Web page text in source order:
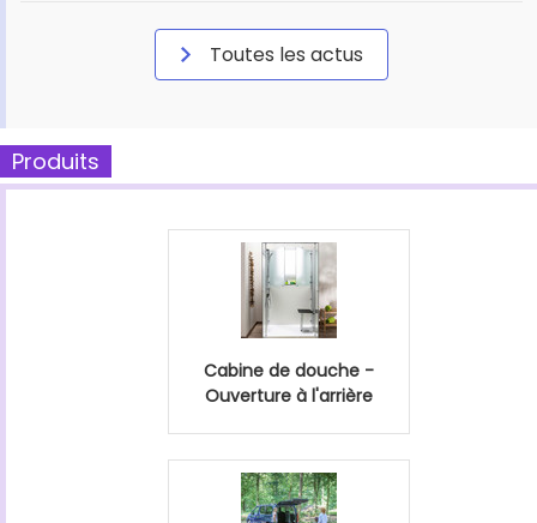
Toutes les actus
Produits
Cabine de douche -
Ouverture à l'arrière